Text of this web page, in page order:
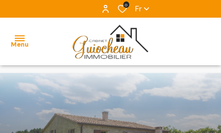
0 Fr
Menu
ACCUEIL
NOS
VENTES